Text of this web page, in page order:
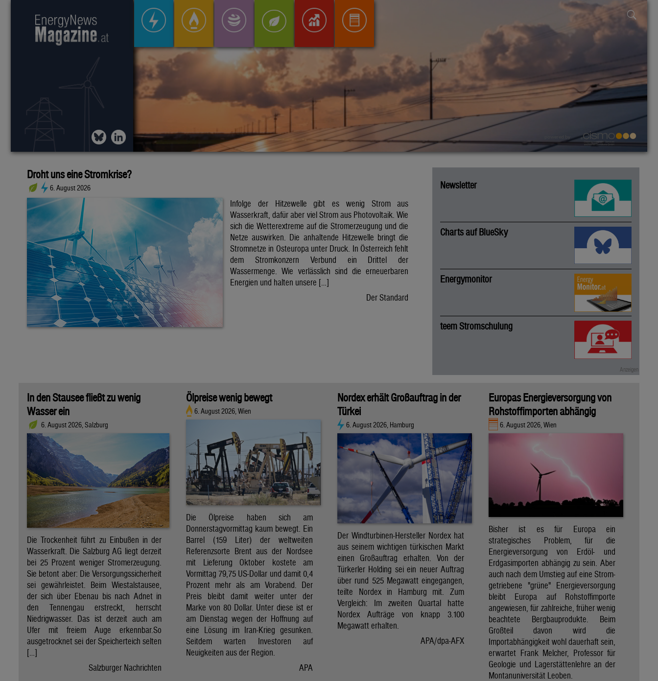
Droht uns eine Stromkrise?
6. August 2026
Infolge der Hitzewelle gibt es wenig Strom aus
Wasserkraft, dafür aber viel Strom aus Photovoltaik. Wie
sich die Wetterextreme auf die Stromerzeugung und die
Netze auswirken. Die anhaltende Hitzewelle bringt die
Stromnetze in Osteuropa unter Druck. In Österreich fehlt
dem Stromkonzern Verbund ein Drittel der
Wassermenge. Wie verlässlich sind die erneuerbaren
Energien und halten unsere […]
Der Standard
Newsletter
Charts auf BlueSky
Energymonitor
teem Stromschulung
In den Stausee fließt zu wenig
Wasser ein
6. August 2026, Salzburg
Die Trockenheit führt zu Einbußen in der
Wasserkraft. Die Salzburg AG liegt derzeit
bei 25 Prozent weniger Stromerzeugung.
Sie betont aber: Die Versorgungssicherheit
sei gewährleistet. Beim Wiestalstausee,
der sich über Ebenau bis nach Adnet in
den Tennengau erstreckt, herrscht
Niedrigwasser. Das ist derzeit auch am
Ufer mit freiem Auge erkennbar.So
ausgetrocknet sei der Speicherteich selten
[…]
Salzburger Nachrichten
Ölpreise wenig bewegt
6. August 2026, Wien
Die Ölpreise haben sich am
Donnerstagvormittag kaum bewegt. Ein
Barrel (159 Liter) der weltweiten
Referenzsorte Brent aus der Nordsee
mit Lieferung Oktober kostete am
Vormittag 79,75 US-Dollar und damit 0,4
Prozent mehr als am Vorabend. Der
Preis bleibt damit weiter unter der
Marke von 80 Dollar. Unter diese ist er
am Dienstag wegen der Hoffnung auf
eine Lösung im Iran-Krieg gesunken.
Seitdem warten Investoren auf
Neuigkeiten aus der Region.
APA
Nordex erhält Großauftrag in der
Türkei
6. August 2026, Hamburg
Der Windturbinen-Hersteller Nordex hat
aus seinem wichtigen türkischen Markt
einen Großauftrag erhalten. Von der
Türkerler Holding sei ein neuer Auftrag
über rund 525 Megawatt eingegangen,
teilte Nordex in Hamburg mit. Zum
Vergleich: Im zweiten Quartal hatte
Nordex Aufträge von knapp 3.100
Megawatt erhalten.
APA/dpa-AFX
Europas Energieversorgung von
Rohstoffimporten abhängig
6. August 2026, Wien
Bisher ist es für Europa ein
strategisches Problem, für die
Energieversorgung von Erdöl- und
Erdgasimporten abhängig zu sein. Aber
auch nach dem Umstieg auf eine Strom-
getriebene "grüne" Energieversorgung
bleibt Europa auf Rohstoffimporte
angewiesen, für zahlreiche, früher wenig
beachtete Bergbauprodukte. Beim
Großteil davon wird die
Importabhängigkeit wohl dauerhaft sein,
erwartet Frank Melcher, Professor für
Geologie und Lagerstättenlehre an der
Montanuniversität Leoben.